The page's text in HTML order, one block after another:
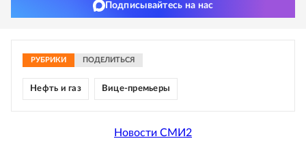
Подписывайтесь на нас
РУБРИКИ ПОДЕЛИТЬСЯ
Нефть и газ Вице-премьеры
Новости СМИ2